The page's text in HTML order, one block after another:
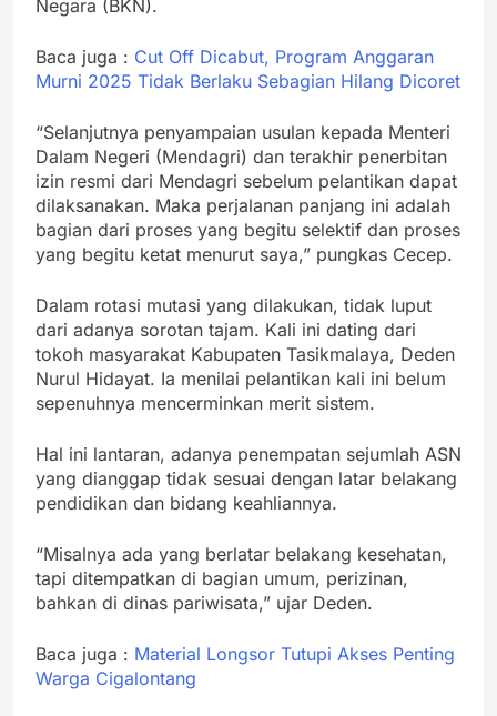
Negara (BKN).
Baca juga : Cut Off Dicabut, Program Anggaran
Murni 2025 Tidak Berlaku Sebagian Hilang Dicoret
“Selanjutnya penyampaian usulan kepada Menteri
Dalam Negeri (Mendagri) dan terakhir penerbitan
izin resmi dari Mendagri sebelum pelantikan dapat
dilaksanakan. Maka perjalanan panjang ini adalah
bagian dari proses yang begitu selektif dan proses
yang begitu ketat menurut saya,” pungkas Cecep.
Dalam rotasi mutasi yang dilakukan, tidak luput
dari adanya sorotan tajam. Kali ini dating dari
tokoh masyarakat Kabupaten Tasikmalaya, Deden
Nurul Hidayat. Ia menilai pelantikan kali ini belum
sepenuhnya mencerminkan merit sistem.
Hal ini lantaran, adanya penempatan sejumlah ASN
yang dianggap tidak sesuai dengan latar belakang
pendidikan dan bidang keahliannya.
“Misalnya ada yang berlatar belakang kesehatan,
tapi ditempatkan di bagian umum, perizinan,
bahkan di dinas pariwisata,” ujar Deden.
Baca juga : Material Longsor Tutupi Akses Penting
Warga Cigalontang